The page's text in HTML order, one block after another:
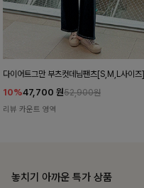
다이어트그만 부츠컷데님팬츠[S,M,L사이즈]
10%47,700 원52,900원
리뷰 카운트 영역
놓치기 아까운 특가 상품